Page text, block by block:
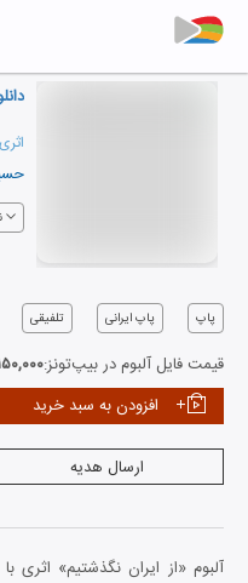
پاپ پاپ ایرانی تلفیقی
قیمت فایل آلبوم در بیپ‌تونز:۱۵۰,۰۰۰
افزودن به سبد خرید
ارسال هدیه
آلبوم «از ایران نگذشتیم»